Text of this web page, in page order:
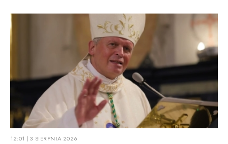
12:01 | 3 SIERPNIA 2026